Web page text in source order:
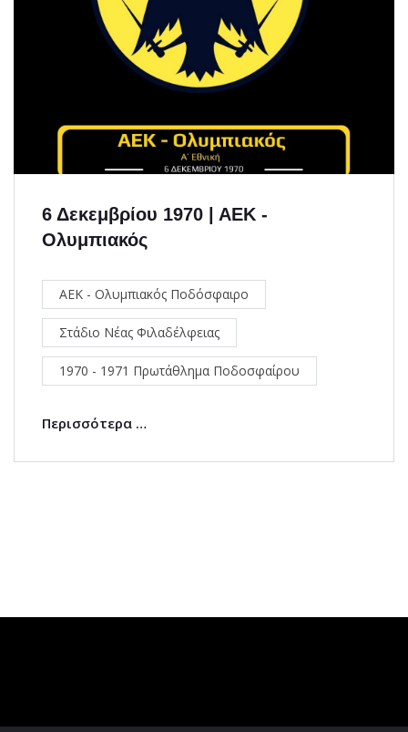
6 Δεκεμβρίου 1970 | ΑΕΚ -
Ολυμπιακός
ΑΕΚ - Ολυμπιακός Ποδόσφαιρο
Στάδιο Νέας Φιλαδέλφειας
1970 - 1971 Πρωτάθλημα Ποδοσφαίρου
Περισσότερα …